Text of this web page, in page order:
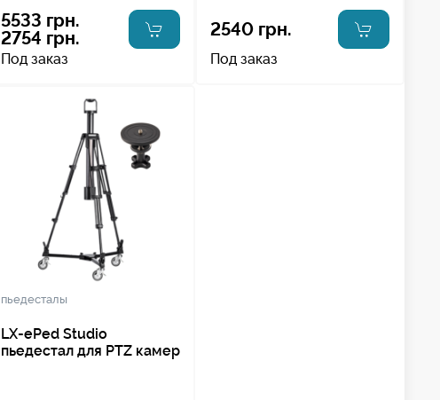
5533 грн.
2754 грн.
Под заказ
2540 грн.
Под заказ
пьедесталы
LX-ePed Studio
пьедестал для PTZ камер